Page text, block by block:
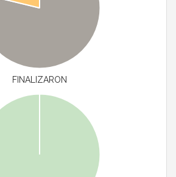
FINALIZARON